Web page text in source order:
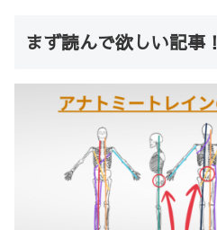
まず読んで欲しい記事！